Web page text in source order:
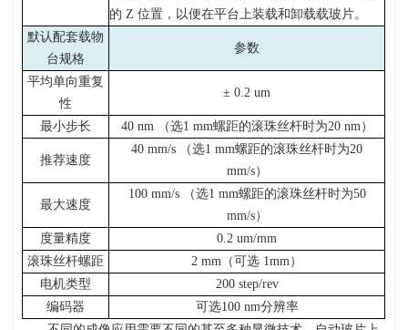
的 Z 位置，以便在平台上装载和卸载载玻片。
默认配套载物
台规格
参数
平均单向重复
性
± 0.2 um
最小步长 40 nm （选1 mm螺距的滚珠丝杆时为20 nm）
推荐速度
40 mm/s （选1 mm螺距的滚珠丝杆时为20
mm/s）
最大速度
100 mm/s （选1 mm螺距的滚珠丝杆时为50
mm/s）
度量精度
0.2 um/mm
滚珠丝杆螺距
2 mm（可选 1mm）
电机类型
200 step/rev
编码器
可选100 nm分辨率